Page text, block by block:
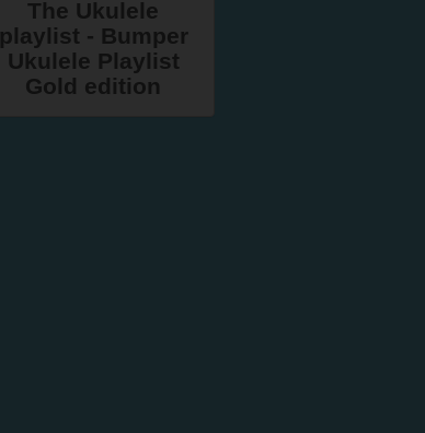
The Ukulele
playlist - Bumper
Ukulele Playlist
Gold edition